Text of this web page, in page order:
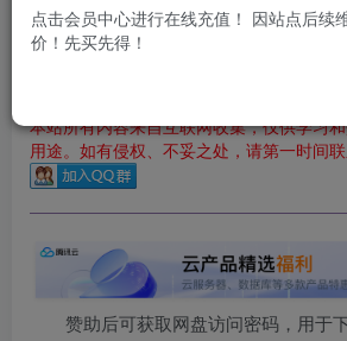
本站所有内容来自互联网收集，仅供用于
于商业用途。如有侵权、不妥之处，请第
除！
本站所有内容来自互联网收集，仅供学习
用途。如有侵权、不妥之处，请第一时间联
赞助后可获取网盘访问密码，用于
点击会员中心进行在线充值！ 因站点后续
价！先买先得！